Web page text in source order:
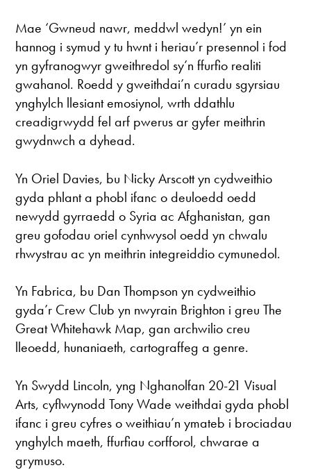
Mae ‘Gwneud nawr, meddwl wedyn!’ yn ein
hannog i symud y tu hwnt i heriau’r presennol i fod
yn gyfranogwyr gweithredol sy’n ffurfio realiti
gwahanol. Roedd y gweithdai’n curadu sgyrsiau
ynghylch llesiant emosiynol, wrth ddathlu
creadigrwydd fel arf pwerus ar gyfer meithrin
gwydnwch a dyhead.
Yn Oriel Davies, bu Nicky Arscott yn cydweithio
gyda phlant a phobl ifanc o deuloedd oedd
newydd gyrraedd o Syria ac Afghanistan, gan
greu gofodau oriel cynhwysol oedd yn chwalu
rhwystrau ac yn meithrin integreiddio cymunedol.
Yn Fabrica, bu Dan Thompson yn cydweithio
gyda’r Crew Club yn nwyrain Brighton i greu The
Great Whitehawk Map, gan archwilio creu
lleoedd, hunaniaeth, cartograffeg a genre.
Yn Swydd Lincoln, yng Nghanolfan 20-21 Visual
Arts, cyflwynodd Tony Wade weithdai gyda phobl
ifanc i greu cyfres o weithiau’n ymateb i brociadau
ynghylch maeth, ffurfiau corfforol, chwarae a
grymuso.